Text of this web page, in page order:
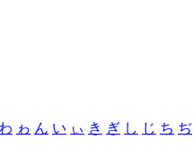
ゎ ん い ぃ き ぎ し じ ち ぢ